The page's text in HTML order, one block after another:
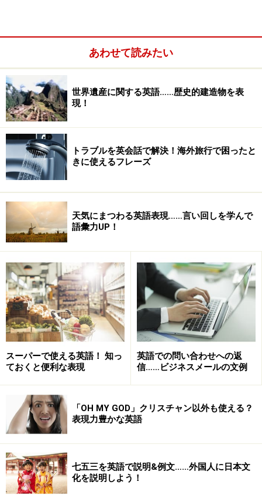
シャドーイングの利点
が求められる訓練ーシャドーイングーの利点を整理して
みましょう。
リズムやイントネーションがきれいになる
英語のスピードに慣れることができる
意味の区切りでのポーズの置き方がわかる
シャドーイングの実践
るのですが、最初はとてもむずかしく感じました。「聞
きながら同じように口に出す」という経験はなかなかな
いですよね？ですから、最初はごく簡単な短文からはじ
あわせて読みたい
世界遺産に関する英語……歴史的建造物を表
現！
トラブルを英会話で解決！海外旅行で困ったと
きに使えるフレーズ
天気にまつわる英語表現……言い回しを学んで
語彙力UP！
スーパーで使える英語！ 知っ
ておくと便利な表現
英語での問い合わせへの返
信……ビジネスメールの文例
「OH MY GOD」クリスチャン以外も使える？
表現力豊かな英語
七五三を英語で説明&例文……外国人に日本文
化を説明しよう！